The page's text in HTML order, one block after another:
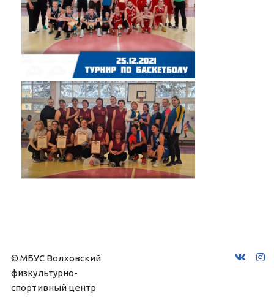
© МБУС Волховский
физкультурно-
спортивный центр